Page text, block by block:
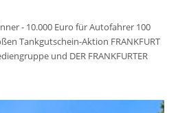
- 10.000 Euro für Autofahrer 100
Tankgutschein-Aktion FRANKFURT
und DER FRANKFURTER